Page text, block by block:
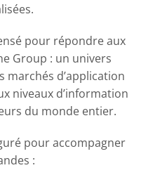
pour répondre aux
Group : un univers
marchés d’application
niveaux d’information
du monde entier.
pour accompagner
: